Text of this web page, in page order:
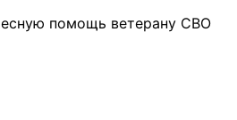
стать «Земским
помощь ветерану СВО